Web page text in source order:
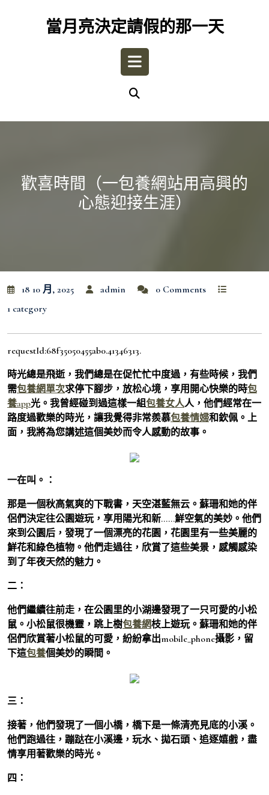
當月亮決定請假的那一天
Open
歡喜時間（一包養網站用高興的
心態迎接生涯）
18 10 月, 2025 admin
0 Comments
1 category
requestId:68f35050455ab0.41346313.
時光總是飛逝，我們總是在促忙忙中度過，有些時候，我們
需包養網單次求停下腳步，放松心境，享用開心快樂的時包
養app光。我曾經碰到過這樣一組包養女人人，他們經常在一
路度過歡樂的時光，讓我覺得非常羨慕包養情婦和欽佩。上
面，我將為您講述這個美妙而令人感動的故事。
一在叫。：
那是一個秋高氣爽的下戰書，天空湛藍無云。蘇珊和她的伴
侶們決定往公園遊玩，享用陽光和新……鮮空氣的美妙。他們
來到公園后，發現了一個漂亮的花園，花園里有一些美麗的
鮮花和綠色植物。他們走過往，欣賞了這些美景，感觸感染
到了年夜天然的魅力。
二：
他們繼續往前走，在公園里的小湖邊發現了一只可愛的小松
鼠。小松鼠很機靈，跳上樹包養網枝上遊玩。蘇珊和她的伴
侶們欣賞著小松鼠的可愛，紛紛拿出mobile_phone攝影，留
下這包養個美妙的瞬間。
三：
接著，他們發現了一個小橋，橋下是一條清亮見底的小溪。
他們跑過往，蹦跶在小溪邊，玩水、拋石頭、追逐嬉戲，盡
情享用著歡樂的時光。
四：